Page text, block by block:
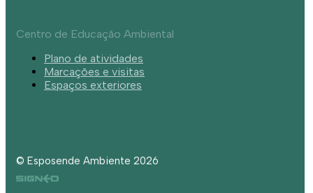
Centro de Educação Ambiental
Plano de atividades
Marcações e visitas
Espaços exteriores
© Esposende Ambiente 2026